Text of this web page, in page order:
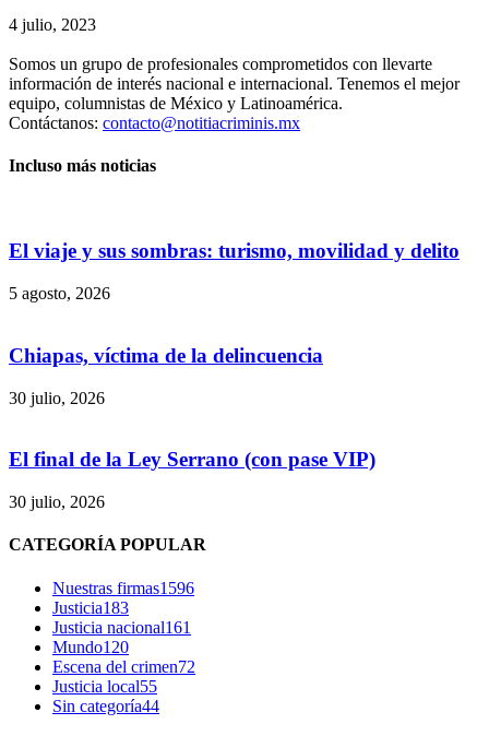
4 julio, 2023
Somos un grupo de profesionales comprometidos con llevarte
información de interés nacional e internacional. Tenemos el mejor
equipo, columnistas de México y Latinoamérica.
Contáctanos: contacto@notitiacriminis.mx
Incluso más noticias
El viaje y sus sombras: turismo, movilidad y delito
5 agosto, 2026
Chiapas, víctima de la delincuencia
30 julio, 2026
El final de la Ley Serrano (con pase VIP)
30 julio, 2026
CATEGORÍA POPULAR
Nuestras firmas1596
Justicia183
Justicia nacional161
Mundo120
Escena del crimen72
Justicia local55
Sin categoría44